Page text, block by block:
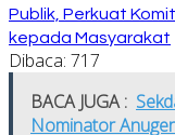
Publik, Perkuat
kepada Masyarakat
Dibaca: 717
BACA JUGA :
Nominator